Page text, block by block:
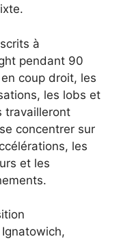
à
pendant 90
coup droit, les
les lobs et
travailleront
concentrer sur
les
et les